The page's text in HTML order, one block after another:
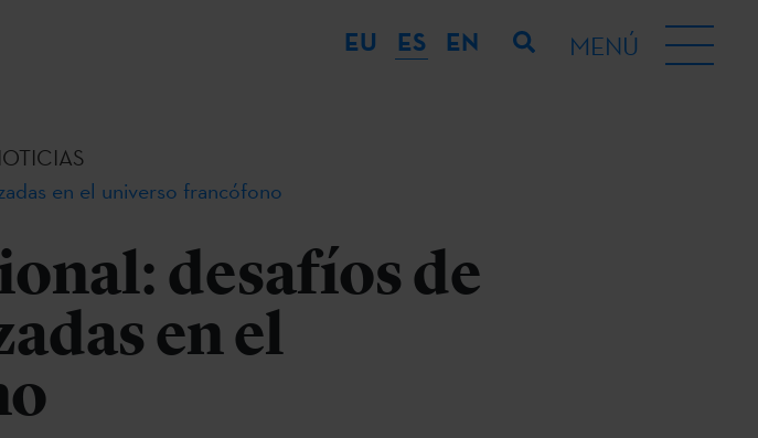
EU ES EN MENÚ
en el universo francófono
desafíos de
en el